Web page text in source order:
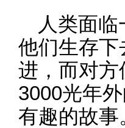
人类面
他们生存
进，而对
3000光年
有趣的故事